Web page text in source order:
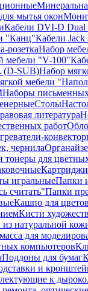
мытья окон
Кабели DVI-D
"Канц"Кабели
розеткаНабор
мебели "V-100"
(D-SUB)Набор
мебели
Наборы
Столы
литература
работ
чернила
тонеры для
игральныеПапки
считать"Папки
Кашпо для цветов
Кисти
натуральной
для
компьютеров
Поддоны для бумаг
и
к